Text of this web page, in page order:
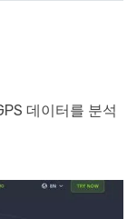
데이터를 분석